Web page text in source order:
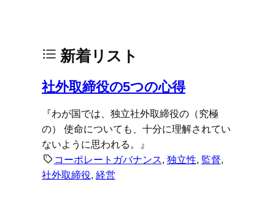
新着リスト
社外取締役の5つの心得
『わが国では、独立社外取締役の（究極
の） 使命についても、十分に理解されてい
ないように思われる。』
コーポレートガバナンス, 独立性, 監督
社外取締役, 経営